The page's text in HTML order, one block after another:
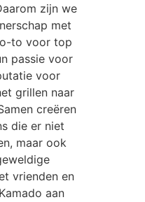
zijn we
met
to voor top
passie voor
voor
grillen naar
creëren
die er niet
maar ook
vrienden en
aan